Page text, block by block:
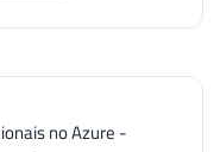
no Azure -